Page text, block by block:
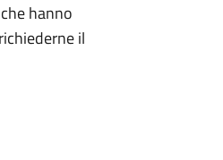
hanno
il